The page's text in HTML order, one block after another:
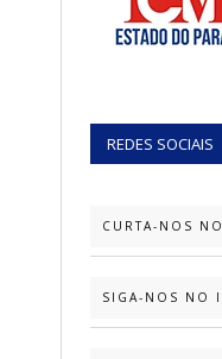
REDES SOCIAIS
CURTA-NOS
SIGA-NOS NO